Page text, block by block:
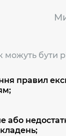
бути
правил
або